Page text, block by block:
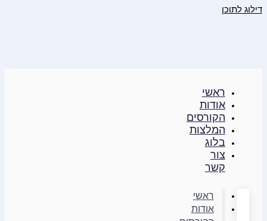
דילוג לתוכן
ראשי
אודות
הקורסים
המלצות
בלוג
צור
קשר
ראשי
אודות